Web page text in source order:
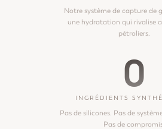
Notre système de capture de
une hydratation qui rivalise
pétroliers.
0
INGRÉDIENTS
Pas de silicones. Pas de
Pas de